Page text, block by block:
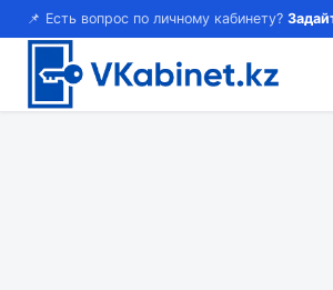
📌 Есть вопрос по личному кабинету? Задайте